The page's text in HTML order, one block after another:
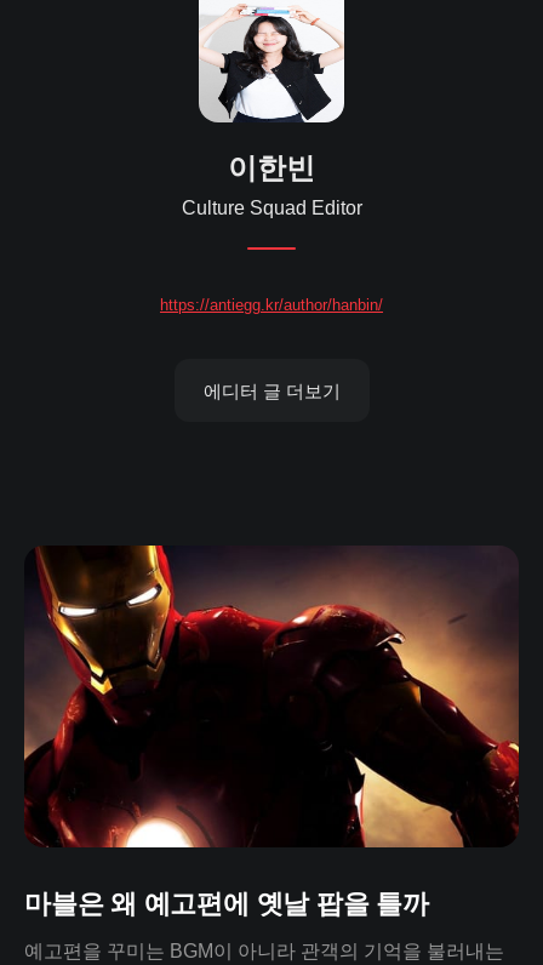
이한빈
Culture Squad Editor
https://antiegg.kr/author/hanbin/
에디터 글 더보기
마블은 왜 예고편에 옛날 팝을 틀까
예고편을 꾸미는 BGM이 아니라 관객의 기억을 불러내는